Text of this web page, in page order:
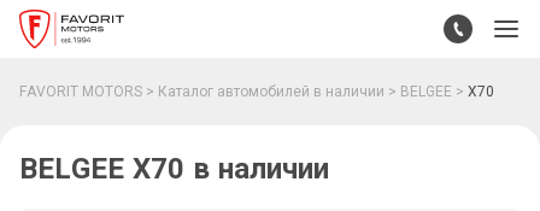
FAVORIT MOTORS Каталог автомобилей в наличии BELGEE X70
BELGEE X70 в наличии